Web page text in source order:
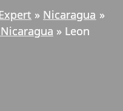
Nicaragua
Leon